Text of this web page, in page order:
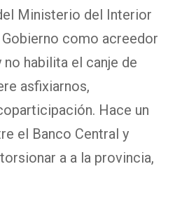
Ministerio del Interior
como acreedor
habilita el canje de
asfixiarnos,
Hace un
el Banco Central y
a a la provincia,